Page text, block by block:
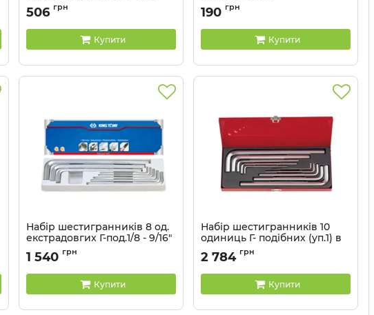
Артикул: 34423-3DK
506 грн
Купити
Артикул: 2178DF
190 грн
Купити
Набір шестигранників 8 од.
екстрадовгих Г-под.1/8 - 9/16"
(уп.1) коробка з пластику
Артикул:
1 540 грн
Купити
Набір шестигранників 10
одиниць Г- подібних (уп.1) в
металевому кейсі KING TONY
Артикул:
2 784 грн
Купити